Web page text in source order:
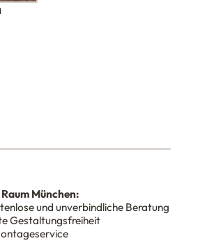
München:
und unverbindliche Beratung
Gestaltungsfreiheit